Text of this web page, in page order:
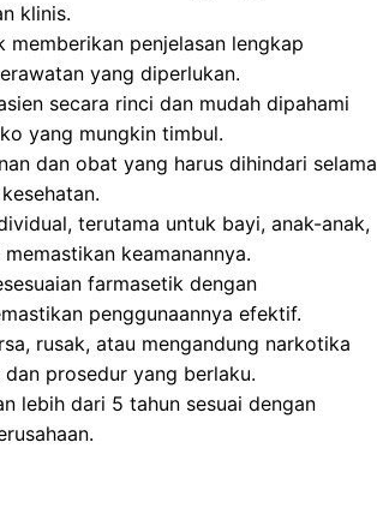
klinis.
memberikan penjelasan lengkap
yang diperlukan.
secara rinci dan mudah dipahami
yang mungkin timbul.
dan obat yang harus dihindari selama
terutama untuk bayi, anak-anak,
keamanannya.
farmasetik dengan
penggunaannya efektif.
rusak, atau mengandung narkotika
prosedur yang berlaku.
lebih dari 5 tahun sesuai dengan